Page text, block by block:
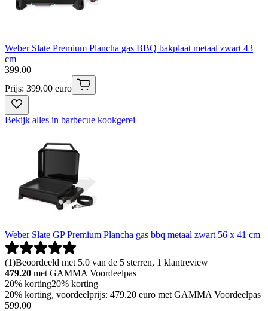
Weber Slate Premium Plancha gas BBQ bakplaat metaal zwart 43
cm
399.00
Prijs: 399.00 euro
Bekijk alles in barbecue kookgerei
Weber Slate GP Premium Plancha gas bbq metaal zwart 56 x 41 cm
(1)Beoordeeld met 5.0 van de 5 sterren, 1 klantreview
479.20 met GAMMA Voordeelpas
20% korting20% korting
20% korting, voordeelprijs: 479.20 euro met GAMMA Voordeelpas
599.00